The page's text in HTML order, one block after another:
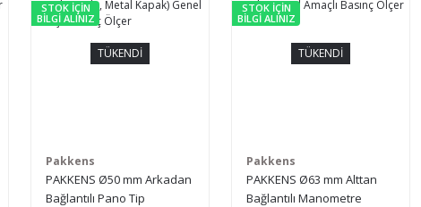
TÜKENDİ
STOK İÇİN
BİLGİ ALINIZ
Pakkens
PAKKENS Ø50 mm Arkadan
Bağlantılı Pano Tip
TÜKENDİ
STOK İÇİN
BİLGİ ALINIZ
Pakkens
PAKKENS Ø63 mm Alttan
Bağlantılı Manometre